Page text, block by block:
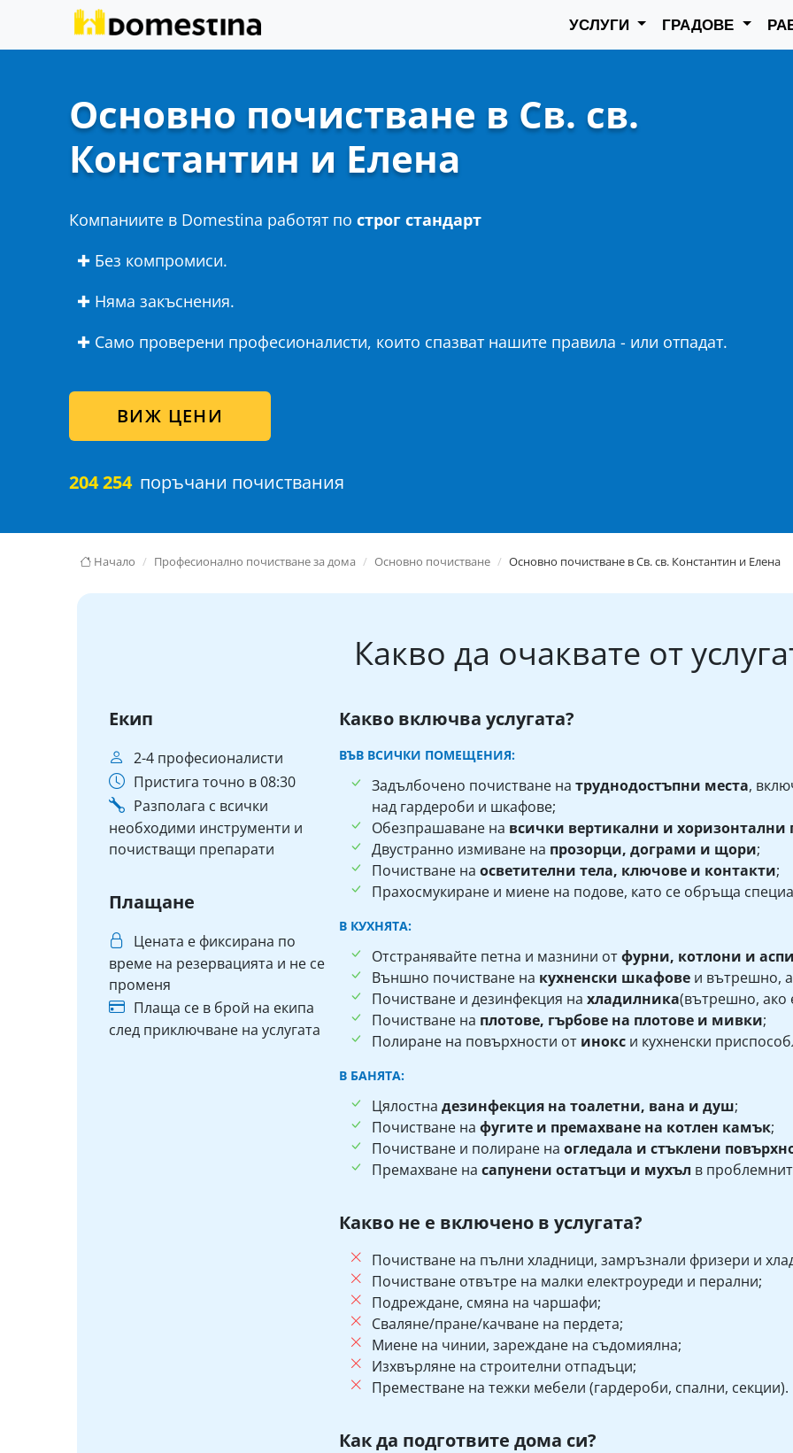
УСЛУГИ ГРАДОВЕ
Основно почистване в Св. св.
Константин и Елена
Компаниите в Domestina работят по строг стандарт
✚ Без компромиси.
✚ Няма закъснения.
✚ Само проверени професионалисти, които спазват нашите правила - или отпадат.
ВИЖ ЦЕНИ
204 254 поръчани почиствания
Начало Професионално почистване за дома Основно почистване Основно почистване в Св. св. Константин и Елена
Какво да очаквате от
Екип
2-4 професионалисти
Пристига точно в 08:30
Разполага с всички
необходими инструменти и
почистващи препарати
Плащане
Цената е фиксирана по
време на резервацията и не се
променя
Плаща се в брой на екипа
след приключване на услугата
Какво включва услугата?
ВЪВ ВСИЧКИ ПОМЕЩЕНИЯ:
Задълбочено почистване на труднодостъпни места,
над гардероби и шкафове;
Обезпрашаване на всички вертикални и хоризонтални
Двустранно измиване на прозорци, дограми и щори;
Почистване на осветителни тела, ключове и контакти;
Прахосмукиране и миене на подове, като се обръща
В КУХНЯТА:
Отстранявайте петна и мазнини отфурни, котлони и
Външно почистване на кухненски шкафове и вътрешно,
Почистване и дезинфекция на хладилника(вътрешно, ако
Почистване на плотове, гърбове на плотове и мивки;
Полиране на повърхности от инокс и кухненски
В БАНЯТА:
Цялостна дезинфекция на тоалетни, вана и душ;
Почистване на фугите и премахване на котлен камък;
Почистване и полиране на огледала и стъклени
Премахване на сапунени остатъци и мухъл в
Какво не е включено в услугата?
Почистване на пълни хладници, замръзнали фризери и
Почистване отвътре на малки електроуреди и перални;
Подреждане, смяна на чаршафи;
Сваляне/пране/качване на пердета;
Миене на чинии, зареждане на съдомиялна;
Изхвърляне на строителни отпадъци;
Преместване на тежки мебели (гардероби, спални, секции).
Как да подготвите дома си?